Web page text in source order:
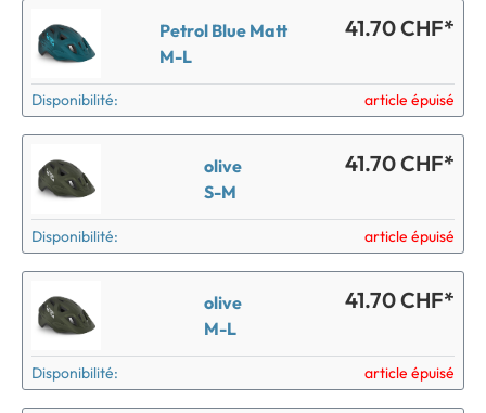
Petrol Blue Matt
M-L
41.70 CHF*
Disponibilité: article épuisé
olive
S-M
41.70 CHF*
Disponibilité: article épuisé
olive
M-L
41.70 CHF*
Disponibilité: article épuisé